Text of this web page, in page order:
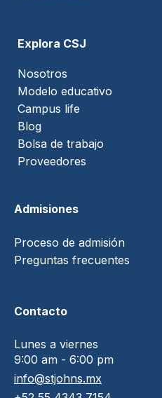
Explora CSJ
Nosotros
Modelo educativo
Campus life
Blog
Bolsa de trabajo
Proveedores
Admisiones
Proceso de admisión
Preguntas frecuentes
Contacto
Lunes a viernes
9:00 am - 6:00 pm
info@stjohns.mx